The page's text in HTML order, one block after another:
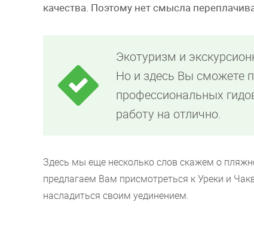
качества. Поэтому нет смысла
Экотуризм и
Но и здесь Вы сможете
профессиональных
работу на отлично.
Здесь мы еще несколько слов скажем о
предлагаем Вам присмотреться к Уреки и
насладиться своим уединением.